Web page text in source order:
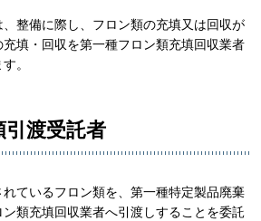
整備に際し、フロン類の充填又は回収が
填・回収を第一種フロン類充填回収業者
。
渡受託者
ているフロン類を、第一種特定製品廃棄
類充填回収業者へ引渡しすることを委託